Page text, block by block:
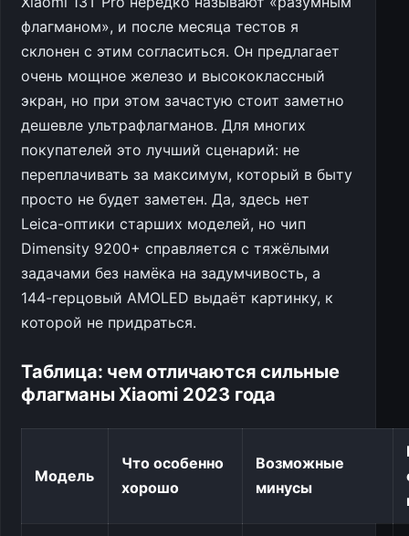
флагманом», и после месяца тестов я
склонен с этим согласиться. Он предлагает
очень мощное железо и высококлассный
экран, но при этом зачастую стоит заметно
дешевле ультрафлагманов. Для многих
покупателей это лучший сценарий: не
переплачивать за максимум, который в быту
просто не будет заметен. Да, здесь нет
Leica-оптики старших моделей, но чип
Dimensity 9200+ справляется с тяжёлыми
задачами без намёка на задумчивость, а
144-герцовый AMOLED выдаёт картинку, к
которой не придраться.
Таблица: чем отличаются сильные
флагманы Xiaomi 2023 года
Модель
Что особенно
хорошо
Возможные
минусы